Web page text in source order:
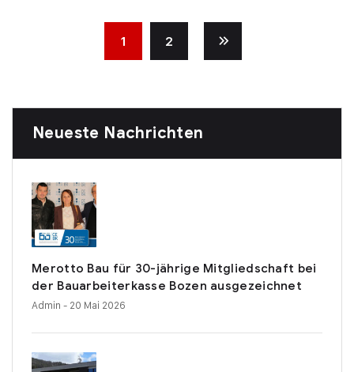
1 2
Neueste Nachrichten
Merotto Bau für 30-jährige Mitgliedschaft bei
der Bauarbeiterkasse Bozen ausgezeichnet
Admin - 20 Mai 2026